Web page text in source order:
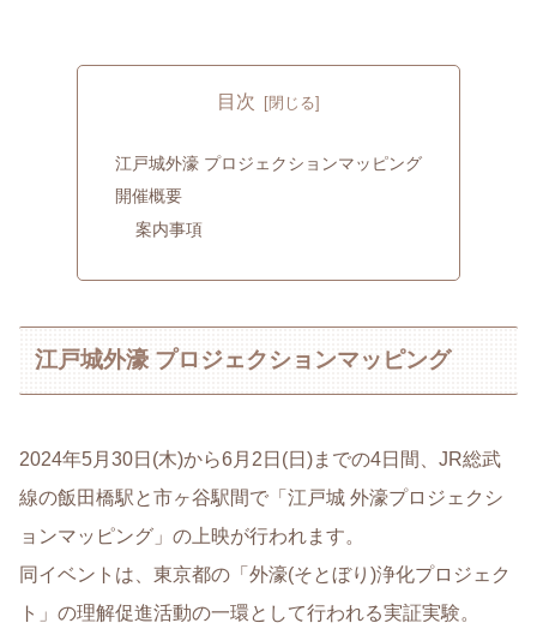
目次
江戸城外濠 プロジェクションマッピング
開催概要
案内事項
江戸城外濠 プロジェクションマッピング
2024年5月30日(木)から6月2日(日)までの4日間、JR総武
線の飯田橋駅と市ヶ谷駅間で「江戸城 外濠プロジェクシ
ョンマッピング」の上映が行われます。
同イベントは、東京都の「外濠(そとぼり)浄化プロジェク
ト」の理解促進活動の一環として行われる実証実験。